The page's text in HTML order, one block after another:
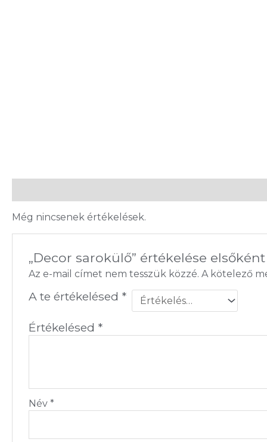
Még nincsenek értékelések.
„Decor sarokülő” értékelése elsőként
Az e-mail címet nem tesszük közzé. A kötelező
A te értékelésed *
Értékelésed *
Név *